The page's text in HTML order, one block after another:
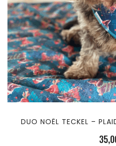
DUO NOËL TECKEL –